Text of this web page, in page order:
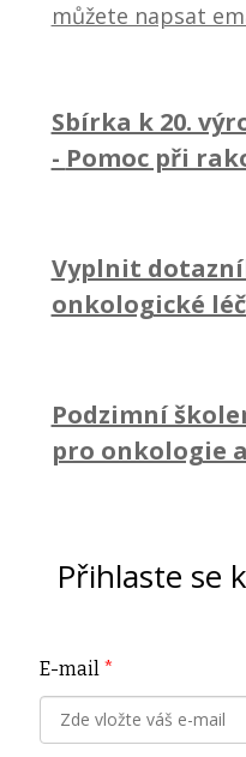
můžete napsat
Sbírka k 20.
- Pomoc při
Vyplnit
onkologické
Podzimní
pro onkologie
Přihlaste se
E-mail *